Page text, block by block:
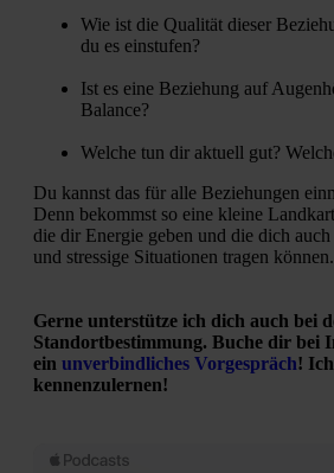
Wie ist die Qualität dieser
du es einstufen?
Ist es eine Beziehung auf
Balance?
Welche tun dir aktuell gut?
Du kannst das für alle Beziehungen
Denn bekommst so eine kleine
die dir Energie geben und die dich
und stressige Situationen tragen können.
Gerne unterstütze ich dich auch bei
Standortbestimmung. Buche dir bei
ein unverbindliches Vorgespräch!
kennenzulernen!